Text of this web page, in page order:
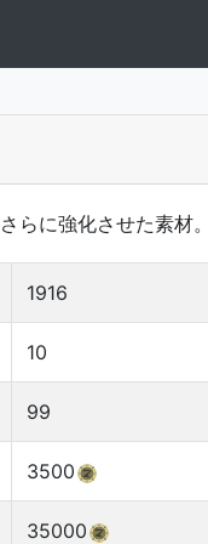
らに強化させた素材。
1916
10
99
3500
35000